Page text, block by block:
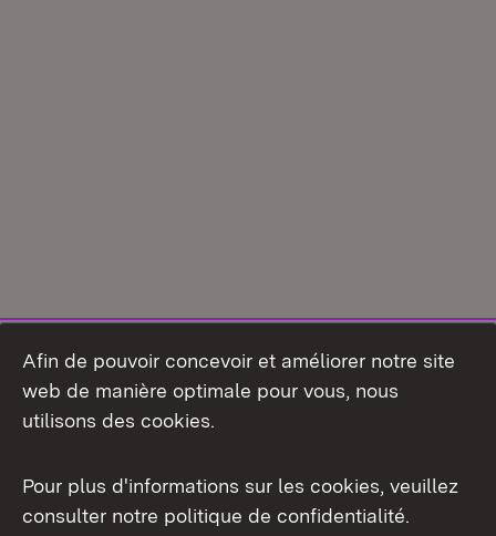
Aperçu des thèmes
Afin de pouvoir concevoir et améliorer notre site
web de manière optimale pour vous, nous
utilisons des cookies.
Pour plus d'informations sur les cookies, veuillez
consulter notre politique de confidentialité.